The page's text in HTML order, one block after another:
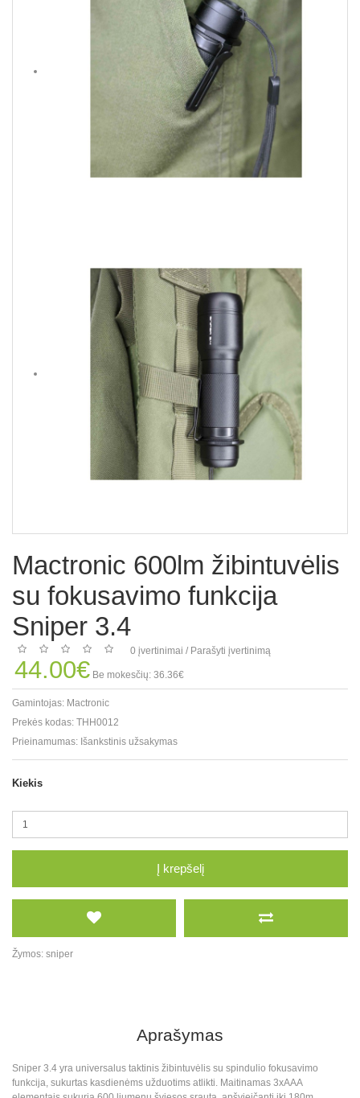
Mactronic 600lm žibintuvėlis
su fokusavimo funkcija
Sniper 3.4
0 įvertinimai / Parašyti įvertinimą
44.00€ Be mokesčių: 36.36€
Gamintojas: Mactronic
Prekės kodas: THH0012
Prieinamumas: Išankstinis užsakymas
Kiekis
Į krepšelį
Žymos: sniper
Aprašymas
Sniper 3.4 yra universalus taktinis žibintuvėlis su spindulio fokusavimo
funkcija, sukurtas kasdienėms užduotims atlikti. Maitinamas 3xAAA